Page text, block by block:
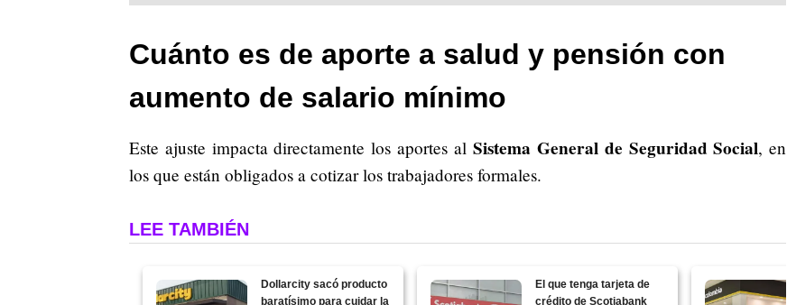
Cuánto es de aporte a salud y pensión con
aumento de salario mínimo
Este ajuste impacta directamente los aportes alSistema General de Seguridad Social, en
los que están obligados a cotizar los trabajadores formales.
LEE TAMBIÉN
Dollarcity sacó producto
baratísimo para cuidar la
El que tenga tarjeta de
crédito de Scotiabank